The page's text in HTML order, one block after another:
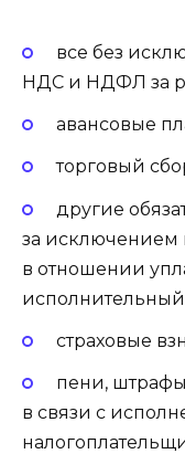
все без
НДС и НДФЛ за
авансовые
торговый
другие
за исключением
в отношении
страховые
пени,
в связи с